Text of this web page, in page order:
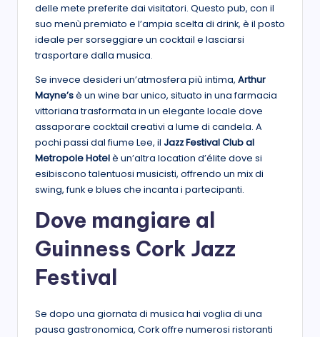
delle mete preferite dai visitatori. Questo pub, con il
suo menù premiato e l’ampia scelta di drink, è il posto
ideale per sorseggiare un cocktail e lasciarsi
trasportare dalla musica.
Se invece desideri un’atmosfera più intima, Arthur
Mayne’sè un wine bar unico, situato in una farmacia
vittoriana trasformata in un elegante locale dove
assaporare cocktail creativi a lume di candela. A
pochi passi dal fiume Lee, il Jazz Festival Club al
Metropole Hotelè un’altra location d’élite dove si
esibiscono talentuosi musicisti, offrendo un mix di
swing, funk e blues che incanta i partecipanti.
Dove mangiare al
Guinness Cork Jazz
Festival
Se dopo una giornata di musica hai voglia di una
pausa gastronomica, Cork offre numerosi ristoranti